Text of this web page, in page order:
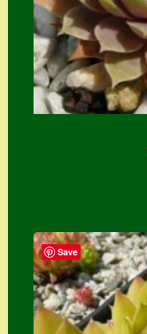
Save